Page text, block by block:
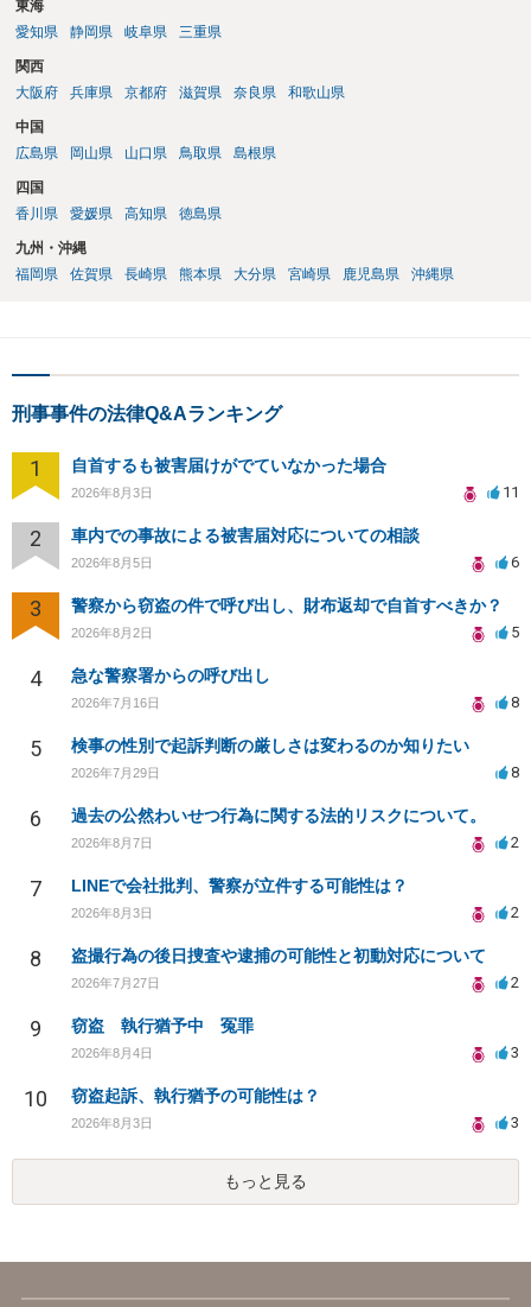
東海
愛知県
静岡県 岐阜県 三重県
関西
大阪府
兵庫県 京都府 滋賀県 奈良県 和歌山県
中国
広島県
岡山県 山口県 鳥取県 島根県
四国
香川県
愛媛県 高知県 徳島県
九州・沖縄
福岡県
佐賀県 長崎県 熊本県 大分県 宮崎県 鹿児島県 沖縄県
刑事事件の法律Q&Aランキング
1 自首するも被害届けがでていなかった場合
2026年8月3日 11
2 車内での事故による被害届対応についての相談
2026年8月5日 6
3 警察から窃盗の件で呼び出し、財布返却で自首すべきか？
2026年8月2日 5
4 急な警察署からの呼び出し
2026年7月16日 8
5 検事の性別で起訴判断の厳しさは変わるのか知りたい
2026年7月29日 8
6 過去の公然わいせつ行為に関する法的リスクについて。
2026年8月7日 2
7 LINEで会社批判、警察が立件する可能性は？
2026年8月3日 2
8 盗撮行為の後日捜査や逮捕の可能性と初動対応について
2026年7月27日 2
9 窃盗 執行猶予中 冤罪
2026年8月4日 3
10 窃盗起訴、執行猶予の可能性は？
2026年8月3日 3
もっと見る